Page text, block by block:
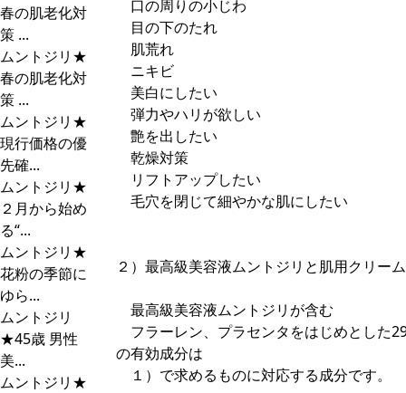
春の肌老化対
策 ...
ムントジリ★
春の肌老化対
策 ...
ムントジリ★
現行価格の優
先確...
ムントジリ★
２月から始め
る“...
ムントジリ★
花粉の季節に
ゆら...
ムントジリ
★45歳 男性
美...
ムントジリ★
口の周りの小じわ
目の下のたれ
肌荒れ
ニキビ
美白にしたい
弾力やハリが欲しい
艶を出したい
乾燥対策
リフトアップしたい
毛穴を閉じて細やかな肌にしたい
２）最高級美容液ムントジリと肌用クリー
最高級美容液ムントジリが含む
フラーレン、プラセンタをはじめとした
の有効成分は
１）で求めるものに対応する成分です。